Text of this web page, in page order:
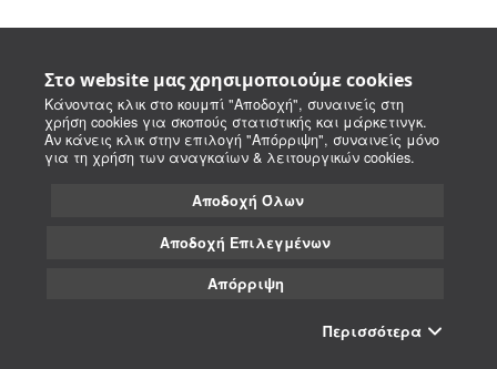
Στο website μας χρησιμοποιούμε cookies
Κάνοντας κλικ στο κουμπί "Αποδοχή", συναινείς στη
χρήση cookies για σκοπούς στατιστικής και μάρκετινγκ.
Αν κάνεις κλικ στην επιλογή "Απόρριψη", συναινείς μόνο
για τη χρήση των αναγκαίων & λειτουργικών cookies.
Αποδοχή Όλων
Αποδοχή Επιλεγμένων
Απόρριψη
Περισσότερα